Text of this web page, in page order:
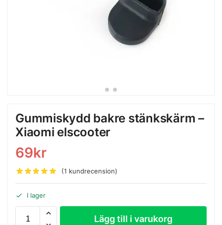
Gummiskydd bakre stänkskärm –
Xiaomi elscooter
69kr
(1 kundrecension)
I lager
Lägg till i varukorg